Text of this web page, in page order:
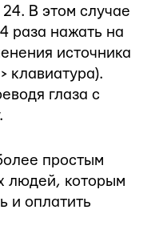
В этом случае
раза нажать на
источника
клавиатура).
глаза с
простым
людей, которым
и оплатить